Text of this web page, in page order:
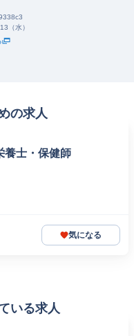
（水）
の求人
養士・保健師
気になる
いる求人